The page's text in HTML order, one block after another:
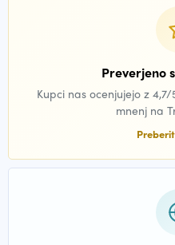
Preverjeno
Kupci nas ocenjujejo z
mnenj na